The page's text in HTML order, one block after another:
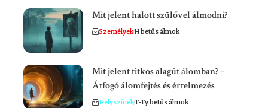
Mit jelent halott szülővel álmodni?
SzemélyekH betűs álmok
Mit jelent titkos alagút álomban? –
Átfogó álomfejtés és értelmezés
HelyszínekT-Ty betűs álmok